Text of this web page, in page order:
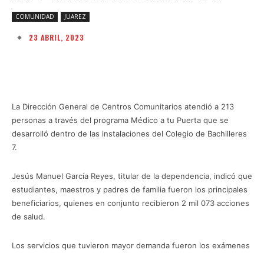
COMUNIDAD JUAREZ
23 ABRIL, 2023
La Dirección General de Centros Comunitarios atendió a 213
personas a través del programa Médico a tu Puerta que se
desarrolló dentro de las instalaciones del Colegio de Bachilleres
7.
Jesús Manuel García Reyes, titular de la dependencia, indicó que
estudiantes, maestros y padres de familia fueron los principales
beneficiarios, quienes en conjunto recibieron 2 mil 073 acciones
de salud.
Los servicios que tuvieron mayor demanda fueron los exámenes